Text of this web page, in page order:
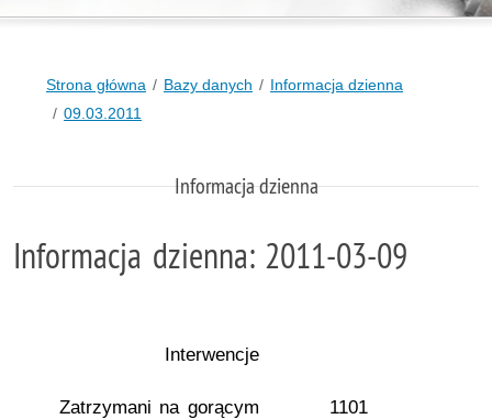
Strona główna Bazy danych
Informacja dzienna
09.03.2011
Informacja dzienna
Informacja dzienna: 2011-03-09
Interwencje
Zatrzymani na gorącym
1101